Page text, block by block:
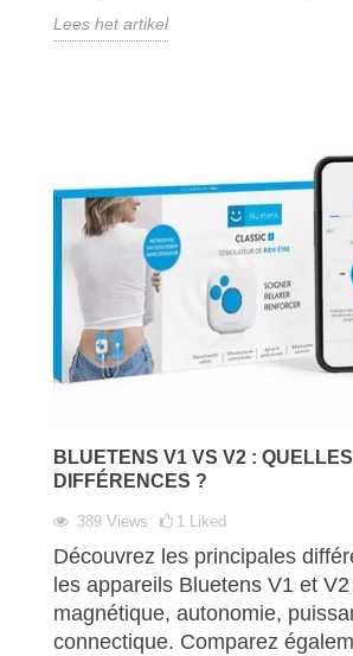
Lees het artikel
BLUETENS V1 VS V2 : QUELLES
DIFFÉRENCES ?
389 Views 1 Liked
Découvrez les principales
les appareils Bluetens V1 et
magnétique, autonomie,
connectique. Comparez